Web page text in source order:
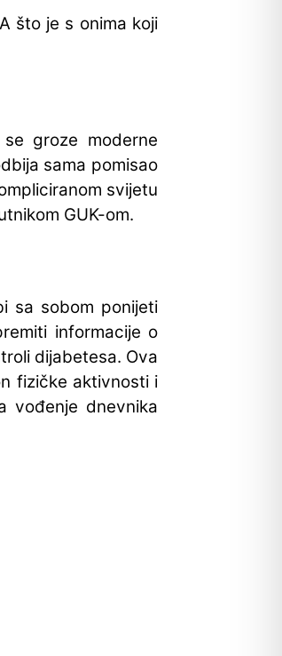
što je s onima koji
groze moderne
sama pomisao
svijetu
GUK-om.
sa sobom ponijeti
informacije o
dijabetesa. Ova
fizičke aktivnosti i
vođenje dnevnika